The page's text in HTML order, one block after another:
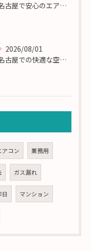
名古屋で安心のエアコン工事と定期メンテナンスの重要性
2026/08/01
名古屋での快適な空調を実現するエアコンサービスの技術
アコン 業務用
ガス漏れ
日 マンション